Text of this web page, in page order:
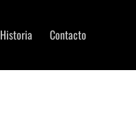
Historia Contacto